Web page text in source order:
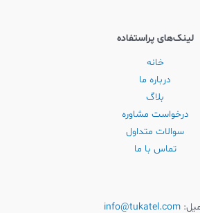
لینک‌های پراستفاده
خانه
درباره ما
بلاگ
درخواست مشاوره
سوالات متداول
تماس با ما
info@tukatel.com